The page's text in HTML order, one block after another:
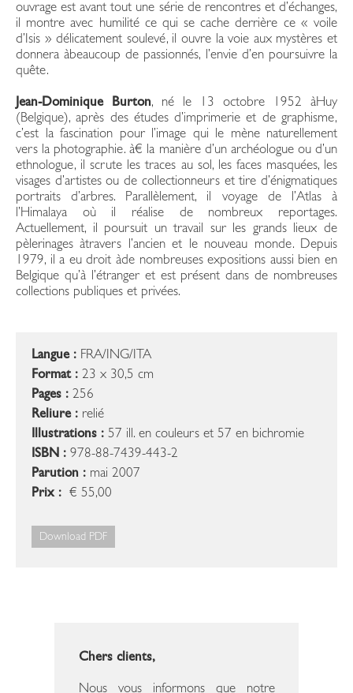
ouvrage est avant tout une série de rencontres et d’échanges,
il montre avec humilité ce qui se cache derrière ce « voile
d’Isis » délicatement soulevé, il ouvre la voie aux mystères et
donnera àbeaucoup de passionnés, l’envie d’en poursuivre la
quête.
Jean-Dominique Burton, né le 13 octobre 1952 àHuy
(Belgique), après des études d’imprimerie et de graphisme,
c’est la fascination pour l’image qui le mène naturellement
vers la photographie. à€ la manière d’un archéologue ou d’un
ethnologue, il scrute les traces au sol, les faces masquées, les
visages d’artistes ou de collectionneurs et tire d’énigmatiques
portraits d’arbres. Parallèlement, il voyage de l’Atlas à
l’Himalaya où il réalise de nombreux reportages.
Actuellement, il poursuit un travail sur les grands lieux de
pèlerinages àtravers l’ancien et le nouveau monde. Depuis
1979, il a eu droit àde nombreuses expositions aussi bien en
Belgique qu’à l’étranger et est présent dans de nombreuses
collections publiques et privées.
Langue : FRA/ING/ITA
Format : 23 x 30,5 cm
Pages : 256
Reliure : relié
Illustrations : 57 ill. en couleurs et 57 en bichromie
ISBN : 978-88-7439-443-2
Parution : mai 2007
Prix : € 55,00
Download PDF
Chers clients,
Nous vous informons que notre